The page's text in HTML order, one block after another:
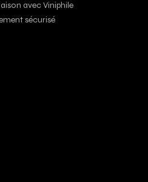
avec Viniphile
sécurisé